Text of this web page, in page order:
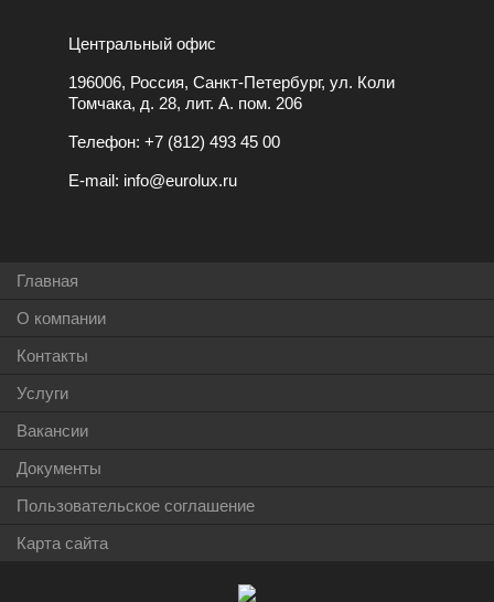
Центральный офис
196006, Россия, Санкт-Петербург, ул. Коли
Томчака, д. 28, лит. А. пом. 206
Телефон: +7 (812) 493 45 00
E-mail: info@eurolux.ru
Главная
О компании
Контакты
Услуги
Вакансии
Документы
Пользовательское соглашение
Карта сайта